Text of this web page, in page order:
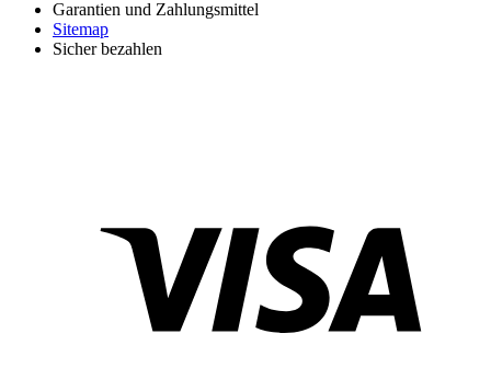
Garantien und Zahlungsmittel
Sitemap
Sicher bezahlen